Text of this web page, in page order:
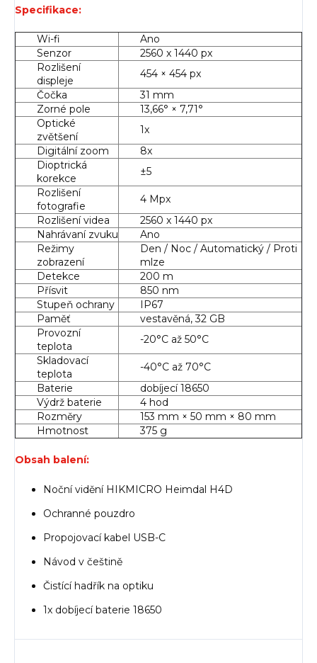
Specifikace:
Wi-fi
Ano
Senzor
2560 x 1440 px
Rozlišení
displeje
454 × 454 px
Čočka
31 mm
Zorné pole
13,66° × 7,71°
Optické
zvětšení
1x
Digitální zoom
8x
Dioptrická
korekce
±5
Rozlišení
fotografie
4 Mpx
Rozlišení videa
2560 x 1440 px
Nahrávaní zvuku
Ano
Režimy
zobrazení
Den / Noc / Automatický / Proti
mlze
Detekce
200 m
Přísvit
850 nm
Stupeň ochrany
IP67
Paměť
vestavěná, 32 GB
Provozní
teplota
-20°C až 50°C
Skladovací
teplota
-40°C až 70°C
Baterie
dobíjecí 18650
Výdrž baterie
4 hod
Rozměry
153 mm × 50 mm × 80 mm
Hmotnost
375 g
Obsah balení:
Noční vidění HIKMICRO Heimdal H4D
Ochranné pouzdro
Propojovací kabel USB-C
Návod v češtině
Čistící hadřík na optiku
1x dobíjecí baterie 18650